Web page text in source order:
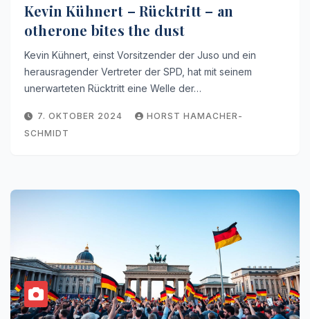
Kevin Kühnert – Rücktritt – an
otherone bites the dust
Kevin Kühnert, einst Vorsitzender der Juso und ein
herausragender Vertreter der SPD, hat mit seinem
unerwarteten Rücktritt eine Welle der…
7. OKTOBER 2024
HORST HAMACHER-
SCHMIDT